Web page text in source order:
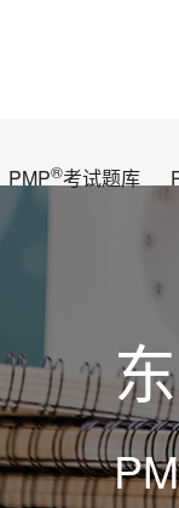
PMP®考试题库